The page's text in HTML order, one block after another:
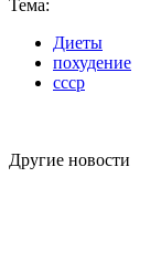
Тема:
Диеты
похудение
ссср
Другие новости